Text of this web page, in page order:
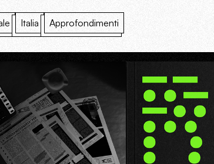
Italia Approfondimenti